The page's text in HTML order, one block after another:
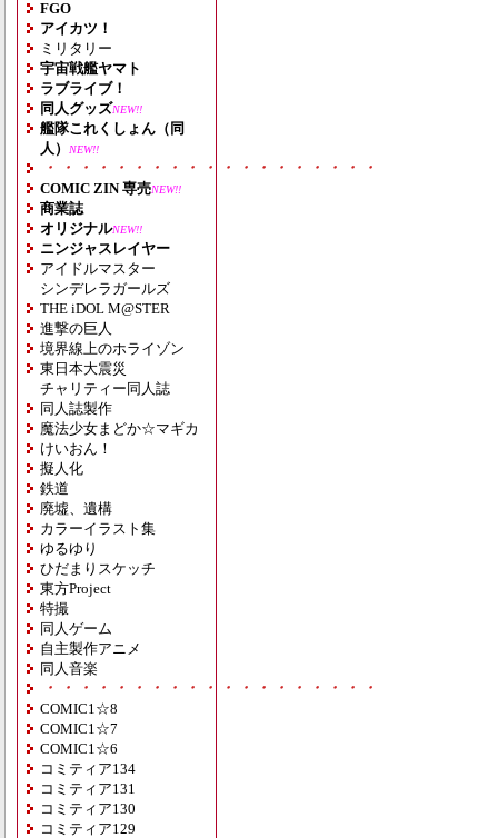
FGO
アイカツ！
ミリタリー
宇宙戦艦ヤマト
ラブライブ！
同人グッズNEW!!
艦隊これくしょん（同
人）
NEW!!
・・・・・・・・・・・・・・・・・・・
COMIC ZIN 専売NEW!!
商業誌
オリジナルNEW!!
ニンジャスレイヤー
アイドルマスター
シンデレラガールズ
THE iDOL M@STER
進撃の巨人
境界線上のホライゾン
東日本大震災
チャリティー同人誌
同人誌製作
魔法少女まどか☆マギカ
けいおん！
擬人化
鉄道
廃墟、遺構
カラーイラスト集
ゆるゆり
ひだまりスケッチ
東方Project
特撮
同人ゲーム
自主製作アニメ
同人音楽
・・・・・・・・・・・・・・・・・・・
COMIC1☆8
COMIC1☆7
COMIC1☆6
コミティア134
コミティア131
コミティア130
コミティア129